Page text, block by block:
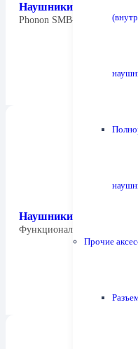
Прочие
Наушники Phonon
Phonon SMB-02 Subtonic
Наушники Radius HP-
Функциональные